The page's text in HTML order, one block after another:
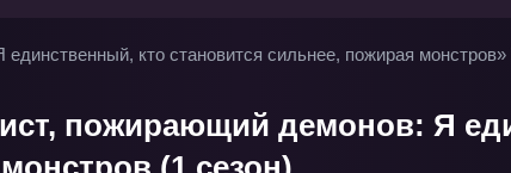
кто становится сильнее, пожирая монстров»
пожирающий демонов: Я